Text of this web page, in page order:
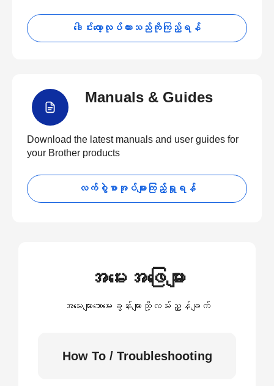
ဒေါင်းလော့လုပ်ထားသည်ကိုကြည့်ရန်
Manuals & Guides
Download the latest manuals and user guides for
your Brother products
လက်စွဲစာအုပ်များကြည့်ရှုရန်
အမေးအဖြေများ
အမေးများသောမေးခွန်းများသို့လမ်းညွှန်ချက်
How To / Troubleshooting